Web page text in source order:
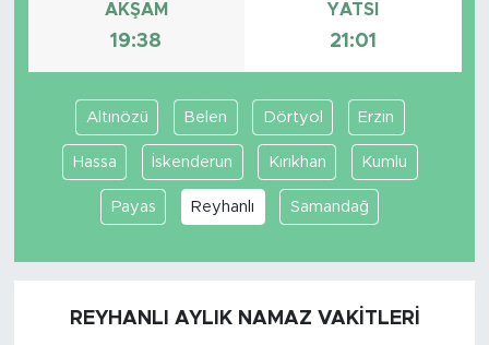
AKŞAM
19:38
YATSI
21:01
Altınözü Belen Dörtyol Erzin
Hassa İskenderun Kırıkhan Kumlu
Payas Reyhanlı Samandağ
REYHANLI AYLIK NAMAZ VAKITLERI